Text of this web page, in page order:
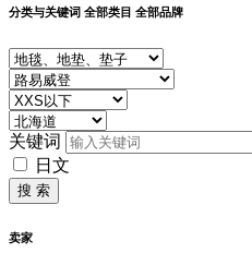
分类与关键词 全部类目 全部品牌
关键词
日文
搜 索
卖家